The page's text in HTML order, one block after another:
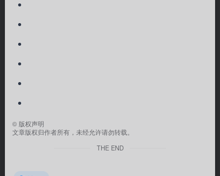
© 版权声明
文章版权归作者所有，未经允许请勿转载。
THE END